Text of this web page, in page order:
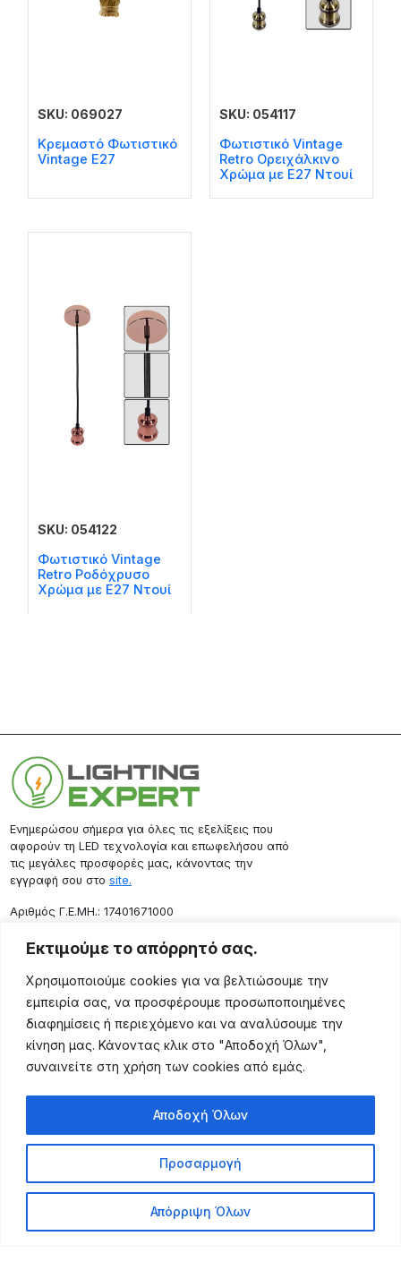
Εκτιμούμε το απόρρητό σας.
Χρησιμοποιούμε cookies για να βελτιώσουμε την
εμπειρία σας, να προσφέρουμε προσωποποιημένες
διαφημίσεις ή περιεχόμενο και να αναλύσουμε την
κίνηση μας. Κάνοντας κλικ στο "Αποδοχή Όλων",
συναινείτε στη χρήση των cookies από εμάς.
Προσαρμογή
Απόρριψη Όλων
Αποδοχή Όλων
SKU: 069027
Κρεμαστό Φωτιστικό
Vintage E27
SKU: 054117
Φωτιστικό Vintage
Retro Ορειχάλκινο
Χρώμα με Ε27 Ντουί
SKU: 054122
Φωτιστικό Vintage
Retro Ροδόχρυσο
Χρώμα με Ε27 Ντουί
Ενημερώσου σήμερα για όλες τις εξελίξεις που
αφορούν τη LED τεχνολογία και επωφελήσου από
τις μεγάλες προσφορές μας, κάνοντας την
εγγραφή σου στο site.
Aριθμός Γ.Ε.ΜΗ.: 17401671000
Επικοινωνία
Ρόδου 133, Αθήνα 10443
(+30) 211 725 5427
sales@lightingexpert.gr
Χρήσιμες Σελίδες
Προϊόντα
Τρόποι Αποστολής